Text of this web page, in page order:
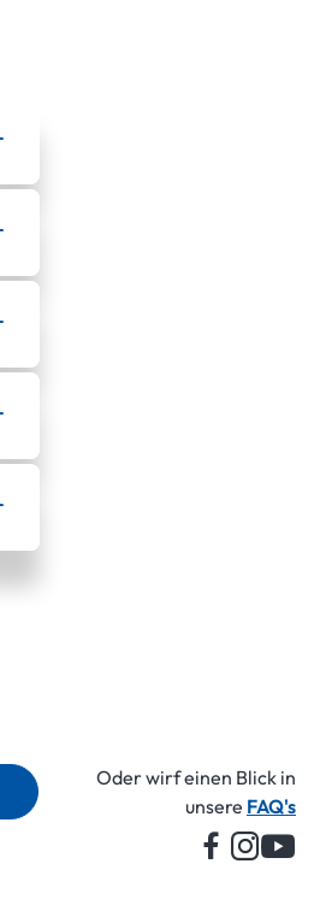
Oder wirf einen Blick in
unsere FAQ's